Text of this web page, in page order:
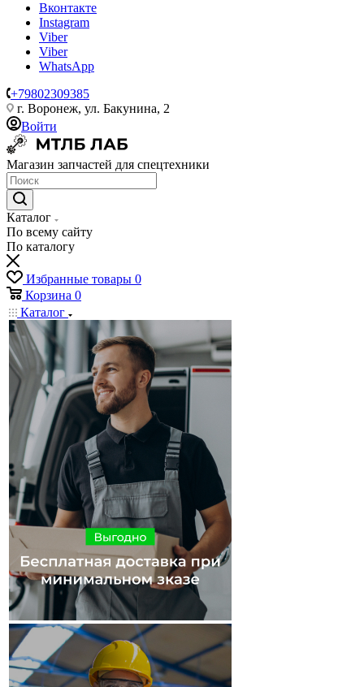
Вконтакте
Instagram
Viber
Viber
WhatsApp
+79802309385
г. Воронеж, ул. Бакунина, 2
Войти
Магазин запчастей для спецтехники
Каталог
По всему сайту
По каталогу
Избранные товары 0
Корзина 0
Каталог